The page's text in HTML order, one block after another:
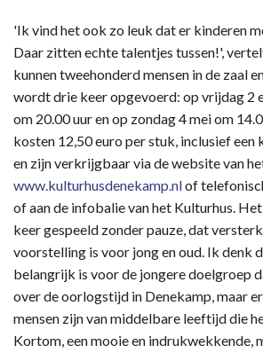
'Ik vind het ook zo leuk dat er kinderen
Daar zitten echte talentjes tussen!',
kunnen tweehonderd mensen in de zaal
wordt drie keer opgevoerd: op vrijdag 2
om 20.00 uur en op zondag 4 mei om
kosten 12,50 euro per stuk, inclusief
en zijn verkrijgbaar via de website van
www.kulturhusdenekamp.nlof
of aan de infobalie van het Kulturhus.
keer gespeeld zonder pauze, dat
voorstelling is voor jong en oud. Ik denk
belangrijk is voor de jongere doelgroep
over de oorlogstijd in Denekamp, maar
mensen zijn van middelbare leeftijd die
Kortom, een mooie en indrukwekkende,